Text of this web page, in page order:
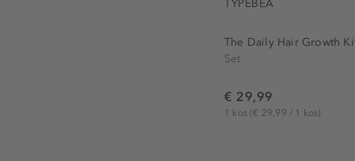
TYPEBEA
The Daily Hair Growth
Set
€ 29,99
1 kos(€ 29,99 / 1 kos)